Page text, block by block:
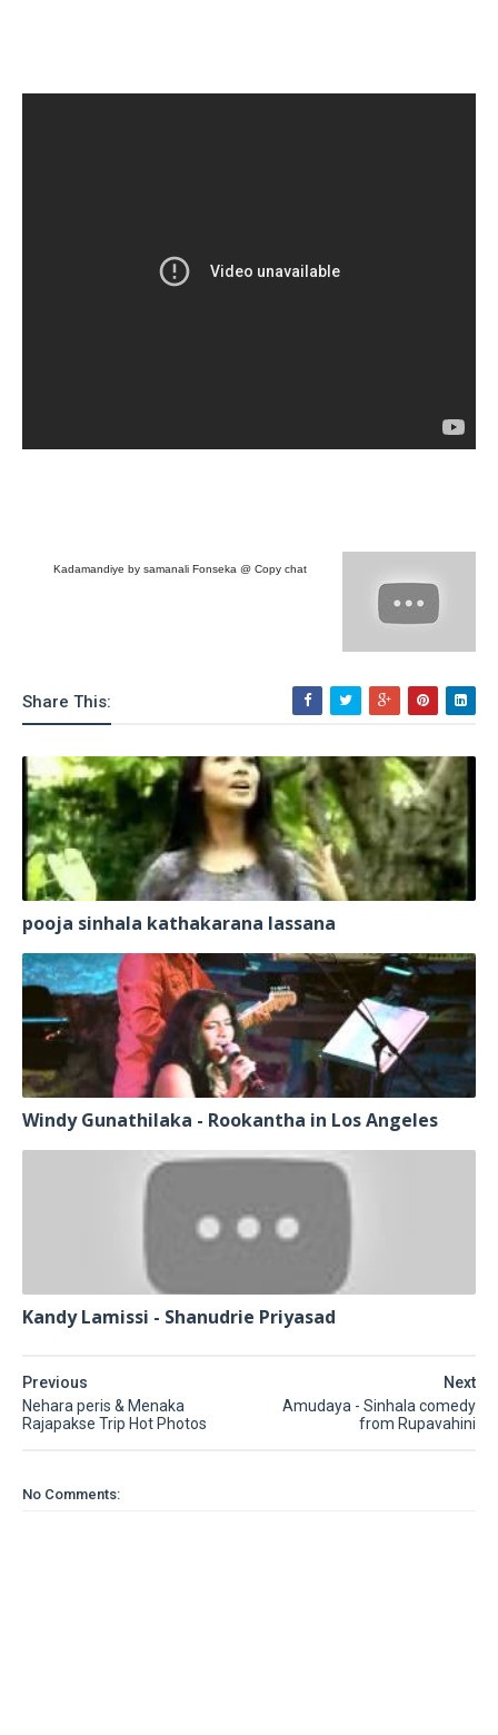
Kadamandiye by samanali Fonseka @ Copy chat
Share This:
pooja sinhala kathakarana lassana
Windy Gunathilaka - Rookantha in Los Angeles
Kandy Lamissi - Shanudrie Priyasad
Next
Amudaya - Sinhala comedy
from Rupavahini
Previous
Nehara peris & Menaka
Rajapakse Trip Hot Photos
No Comments: